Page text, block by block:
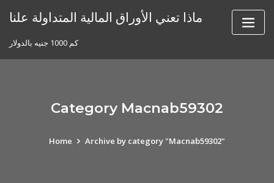
ماذا تعني الأوراق المالية المتداولة علنا
كم 1000 جنيه بالدولار
Category Macnab59302
Home Archive by category "Macnab59302"